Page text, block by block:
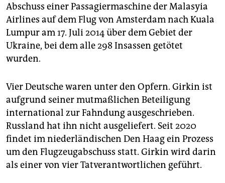
Abschuss einer Passagiermaschine der Malasyia
Airlines auf dem Flug von Amsterdam nach Kuala
Lumpur am 17. Juli 2014 über dem Gebiet der
Ukraine, bei dem alle 298 Insassen getötet
wurden.
Vier Deutsche waren unter den Opfern. Girkin ist
aufgrund seiner mutmaßlichen Beteiligung
international zur Fahndung ausgeschrieben.
Russland hat ihn nicht ausgeliefert. Seit 2020
findet im niederländischen Den Haag ein Prozess
um den Flugzeugabschuss statt. Girkin wird darin
als einer von vier Tatverantwortlichen geführt.